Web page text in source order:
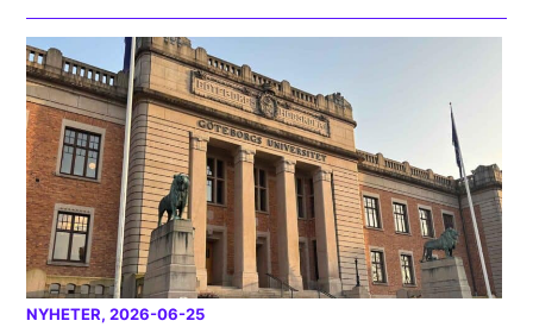
NYHETER, 2026-06-25